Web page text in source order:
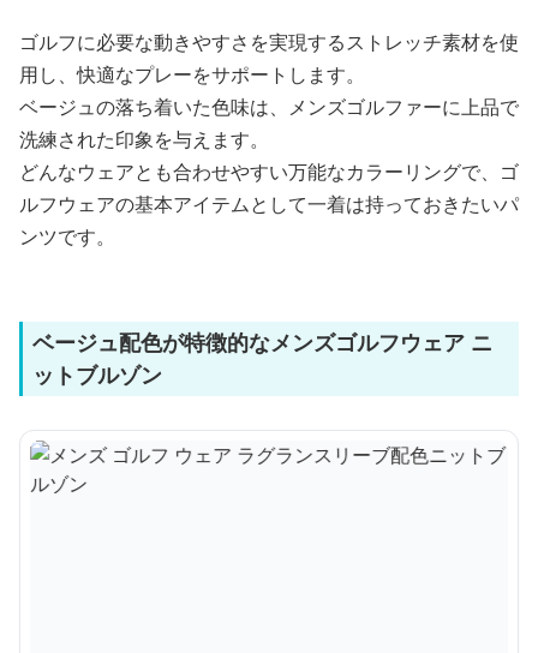
ゴルフに必要な動きやすさを実現するストレッチ素材を使
用し、快適なプレーをサポートします。
ベージュの落ち着いた色味は、メンズゴルファーに上品で
洗練された印象を与えます。
どんなウェアとも合わせやすい万能なカラーリングで、ゴ
ルフウェアの基本アイテムとして一着は持っておきたいパ
ンツです。
ベージュ配色が特徴的なメンズゴルフウェア ニ
ットブルゾン